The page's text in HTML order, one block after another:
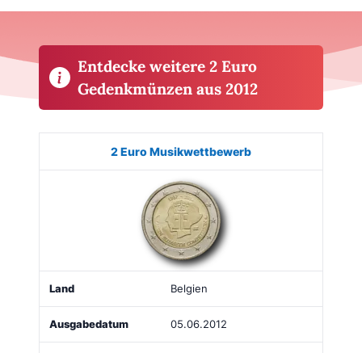
Entdecke weitere 2 Euro
Gedenkmünzen aus 2012
Bild Land Ausgabe
2 Euro Musikwettbewerb
Belgien
05.06.2012